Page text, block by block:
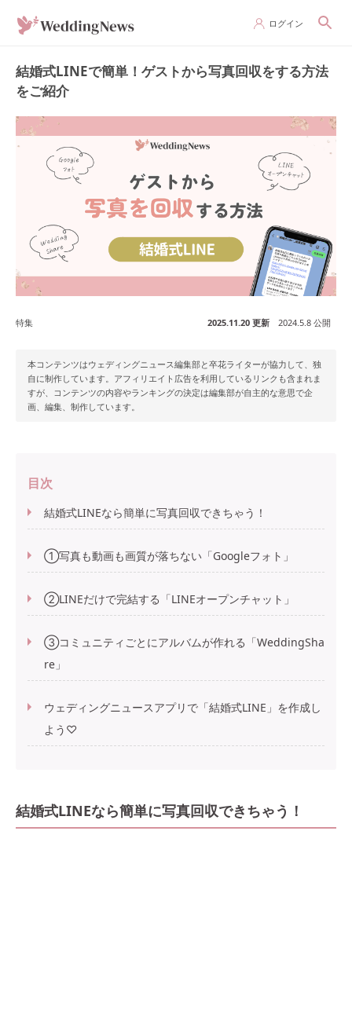
ログイン
結婚式LINEで簡単！ゲストから写真回収をする方法
をご紹介
特集 2025.11.20 更新 2024.5.8 公開
本コンテンツはウェディングニュース編集部と卒花ライターが協力して、独
自に制作しています。アフィリエイト広告を利用しているリンクも含まれま
すが、コンテンツの内容やランキングの決定は編集部が自主的な意思で企
画、編集、制作しています。
目次
結婚式LINEなら簡単に写真回収できちゃう！
①写真も動画も画質が落ちない「Googleフォト」
②LINEだけで完結する「LINEオープンチャット」
③コミュニティごとにアルバムが作れる「WeddingSha
re」
ウェディングニュースアプリで「結婚式LINE」を作成し
よう♡
結婚式LINEなら簡単に写真回収できちゃう！